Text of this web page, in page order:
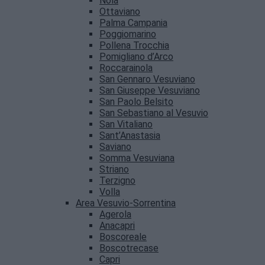
Ottaviano
Palma Campania
Poggiomarino
Pollena Trocchia
Pomigliano d’Arco
Roccarainola
San Gennaro Vesuviano
San Giuseppe Vesuviano
San Paolo Belsito
San Sebastiano al Vesuvio
San Vitaliano
Sant’Anastasia
Saviano
Somma Vesuviana
Striano
Terzigno
Volla
Area Vesuvio-Sorrentina
Agerola
Anacapri
Boscoreale
Boscotrecase
Capri